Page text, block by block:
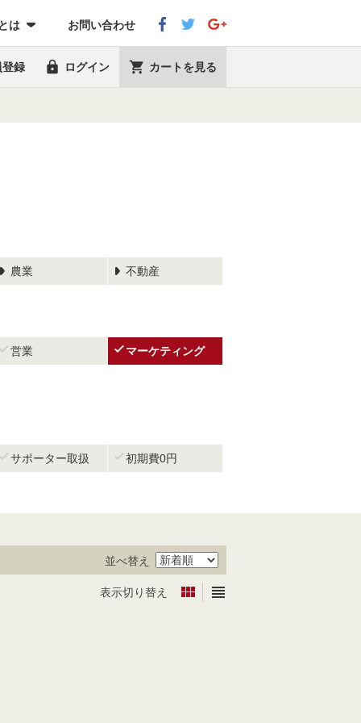
は お問い合わせ
登録  ログイン  カートを見る
農業 不動産
営業  マーケティング
サポーター取扱  初期費0円
並べ替え
表示切り替え  